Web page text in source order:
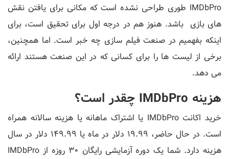
IMDbPro طوری طراحی نشده است که مکانی برای یافتن نقش
های بازی باشد. هنوز هم در درجه اول برای تحقیق است، برای
اینکه بفهمیم در صنعت فیلم سازی چه خبر است. اما همچنین،
برخی از لیست ها را برای کسانی که در این صنعت هستند ارائه
می دهد.
هزینه IMDbPro چقدر است؟
خرید اکانت IMDbPro یا اشتراک ماهانه یا هزینه سالانه همراه
است. در حال حاضر، 19.99 دلار در ماه یا 149.99 دلار در سال
هزینه دارد. شما یک دوره آزمایشی رایگان 30 روزه از IMDbPro